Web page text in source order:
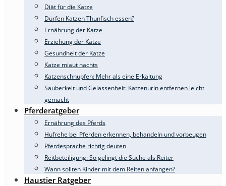
Diät für die Katze
Dürfen Katzen Thunfisch essen?
Ernährung der Katze
Erziehung der Katze
Gesundheit der Katze
Katze miaut nachts
Katzenschnupfen: Mehr als eine Erkältung
Sauberkeit und Gelassenheit: Katzenurin entfernen leicht
gemacht
Pferderatgeber
Ernährung des Pferds
Hufrehe bei Pferden erkennen, behandeln und vorbeugen
Pferdesprache richtig deuten
Reitbeteiligung: So gelingt die Suche als Reiter
Wann sollten Kinder mit dem Reiten anfangen?
Haustier Ratgeber